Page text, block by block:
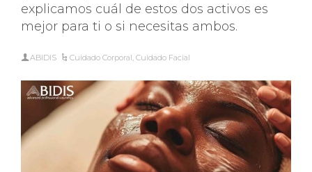
explicamos cuál de estos dos activos es
mejor para ti o si necesitas ambos.
ABIDIS Cuidado Corporal ,Cuidado Facial